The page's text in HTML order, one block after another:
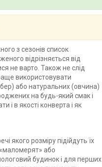
з сезонів список
відрізняється від
не варто. Також не слід
використовувати
або натуральних (овчина)
на будь-який смак і
і в якості конверта і як
якого розміру підійдуть їх
або
будинок і для перших